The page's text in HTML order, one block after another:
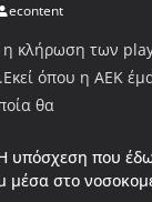
econtent
η κλήρωση των
όπου η ΑΕΚ
θα
υπόσχεση που
μέσα στο